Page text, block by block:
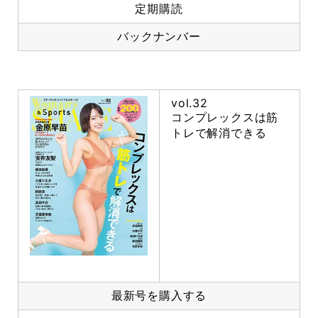
定期購読
バックナンバー
vol.32
コンプレックスは筋
トレで解消できる
最新号を購入する